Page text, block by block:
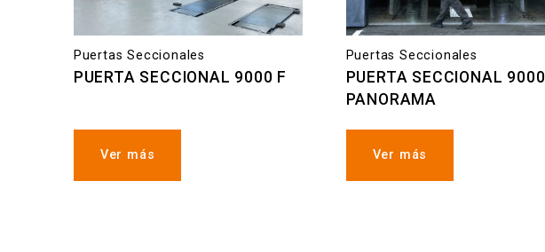
Puertas Seccionales
PUERTA SECCIONAL 9000 F
Ver más
Puertas Seccionales
PUERTA SECCIONAL 9000
PANORAMA
Ver más